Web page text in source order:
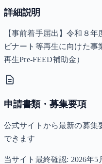
詳細説明
【事前着手届出】令和８
ビナート等再生に向けた
再生Pre-FEED補助金）
申請書類・募集要項
公式サイトから最新の募集
できます
当サイト最終確認: 2026年5